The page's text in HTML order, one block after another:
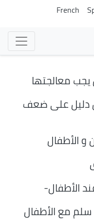
French
معالجتها
دليل على ضعف
و الأطفال
الأطفال-
مع الأطفال